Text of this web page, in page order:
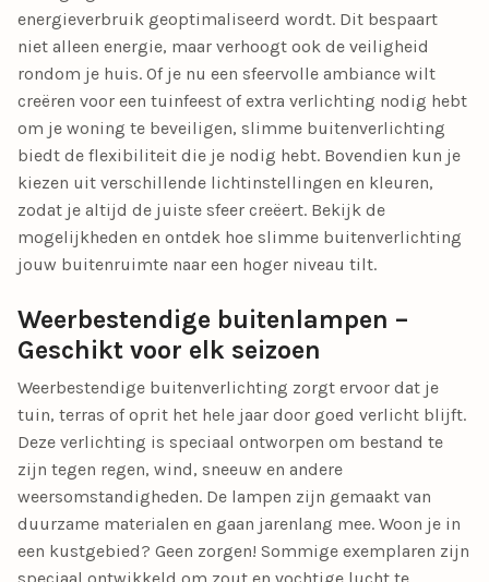
energieverbruik geoptimaliseerd wordt. Dit bespaart
niet alleen energie, maar verhoogt ook de veiligheid
rondom je huis. Of je nu een sfeervolle ambiance wilt
creëren voor een tuinfeest of extra verlichting nodig hebt
om je woning te beveiligen, slimme buitenverlichting
biedt de flexibiliteit die je nodig hebt. Bovendien kun je
kiezen uit verschillende lichtinstellingen en kleuren,
zodat je altijd de juiste sfeer creëert. Bekijk de
mogelijkheden en ontdek hoe slimme buitenverlichting
jouw buitenruimte naar een hoger niveau tilt.
Weerbestendige buitenlampen –
Geschikt voor elk seizoen
Weerbestendige buitenverlichting zorgt ervoor dat je
tuin, terras of oprit het hele jaar door goed verlicht blijft.
Deze verlichting is speciaal ontworpen om bestand te
zijn tegen regen, wind, sneeuw en andere
weersomstandigheden. De lampen zijn gemaakt van
duurzame materialen en gaan jarenlang mee. Woon je in
een kustgebied? Geen zorgen! Sommige exemplaren zijn
speciaal ontwikkeld om zout en vochtige lucht te